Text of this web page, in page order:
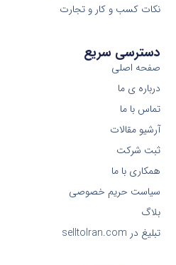
دسترسی سریع
صفحه اصلی
درباره ی ما
تماس با ما
آرشیو مقالات
ثبت شرکت
همکاری با ما
سیاست حریم خصوصی
بلاگ
تبلیغ در selltoIran.com
نکات کسب و کار و تجارت